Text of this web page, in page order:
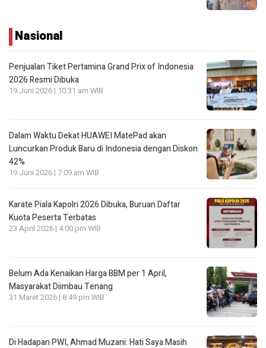
Nasional
Penjualan Tiket Pertamina Grand Prix of Indonesia
2026 Resmi Dibuka
19 Juni 2026 | 10:31 am WIB
Dalam Waktu Dekat HUAWEI MatePad akan
Luncurkan Produk Baru di Indonesia dengan Diskon
42%
19 Juni 2026 | 7:09 am WIB
Karate Piala Kapolri 2026 Dibuka, Buruan Daftar
Kuota Peserta Terbatas
23 April 2026 | 4:00 pm WIB
Belum Ada Kenaikan Harga BBM per 1 April,
Masyarakat Diimbau Tenang
31 Maret 2026 | 8:49 pm WIB
Di Hadapan PWI, Ahmad Muzani: Hati Saya Masih